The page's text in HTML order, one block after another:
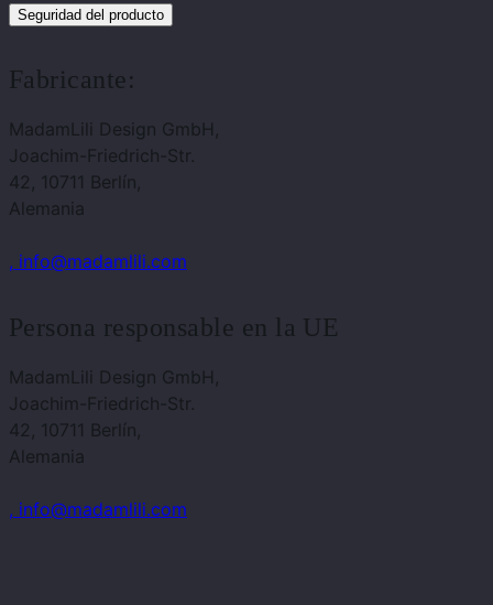
Seguridad del producto
Fabricante:
MadamLili Design GmbH,
Joachim-Friedrich-Str.
42, 10711 Berlín,
Alemania
, info@madamlili.com
Persona responsable en la UE
MadamLili Design GmbH,
Joachim-Friedrich-Str.
42, 10711 Berlín,
Alemania
, info@madamlili.com